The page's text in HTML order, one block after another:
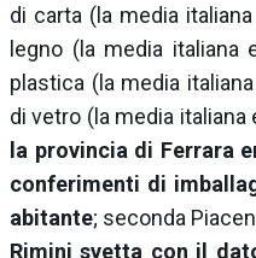
di carta (la media
legno (la media italiana
plastica (la media
di vetro (la media italiana
la provincia di Ferrara
conferimenti di
abitante; seconda
Rimini svetta con il